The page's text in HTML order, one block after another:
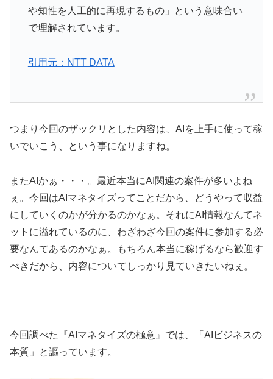
や知性を人工的に再現するもの」という意味合い
で理解されています。
引用元：NTT DATA
つまり今回のザックリとした内容は、AIを上手に使って稼
いでいこう、という事になりますね。
またAIかぁ・・・。最近本当にAI関連の案件が多いよね
ぇ。今回はAIマネタイズってことだから、どうやって収益
にしていくのかが分かるのかなぁ。それにAI情報なんてネ
ットに溢れているのに、わざわざ今回の案件に参加する必
要なんてあるのかなぁ。もちろん本当に稼げるなら歓迎す
べきだから、内容についてしっかり見ていきたいねぇ。
今回調べた『AIマネタイズの極意』では、
「AIビジネスの
本質」
と謳っています。